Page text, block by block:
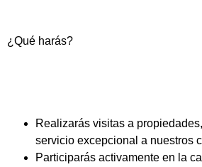
¿Qué harás?
Realizarás visitas a
servicio excepcional a nuestros
Participarás activamente en la